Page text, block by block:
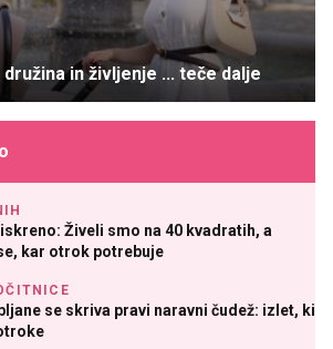
in življenje ... teče dalje
Živeli smo na 40 kvadratih, a
kar otrok potrebuje
se skriva pravi naravni čudež: izlet, ki